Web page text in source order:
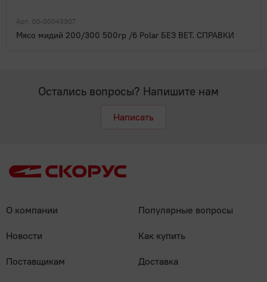
Арт. 00-00043307
Мясо мидий 200/300 500гр /6 Polar БЕЗ ВЕТ. СПРАВКИ
Остались вопросы? Напишите нам
Написать
О компании
Новости
Поставщикам
Популярные вопросы
Как купить
Доставка